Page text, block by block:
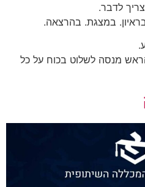
לדבר.
במצגת. בהרצאה.
מנסה לשלוט בכוח על כל